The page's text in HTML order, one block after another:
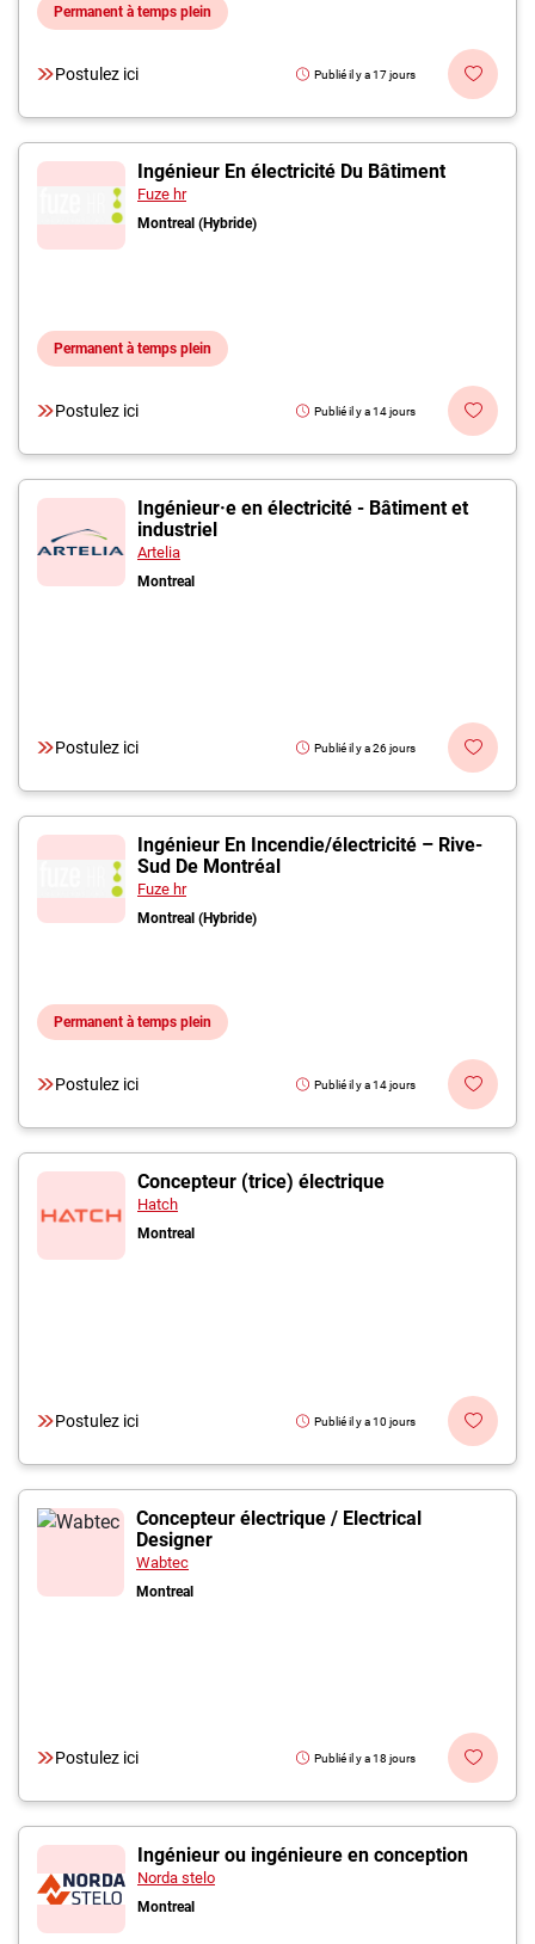
Permanent à temps plein
Postulez ici Publié il y a 17 jours
Ingénieur En électricité Du Bâtiment
Fuze hr
Montreal (Hybride)
Permanent à temps plein
Postulez ici Publié il y a 14 jours
Ingénieur·e en électricité - Bâtiment et
industriel
Artelia
Montreal
Postulez ici Publié il y a 26 jours
Ingénieur En Incendie/électricité – Rive-
Sud De Montréal
Fuze hr
Montreal (Hybride)
Permanent à temps plein
Postulez ici Publié il y a 14 jours
Concepteur (trice) électrique
Hatch
Montreal
Postulez ici Publié il y a 10 jours
Concepteur électrique / Electrical
Designer
Wabtec
Montreal
Postulez ici Publié il y a 18 jours
Ingénieur ou ingénieure en conception
Norda stelo
Montreal